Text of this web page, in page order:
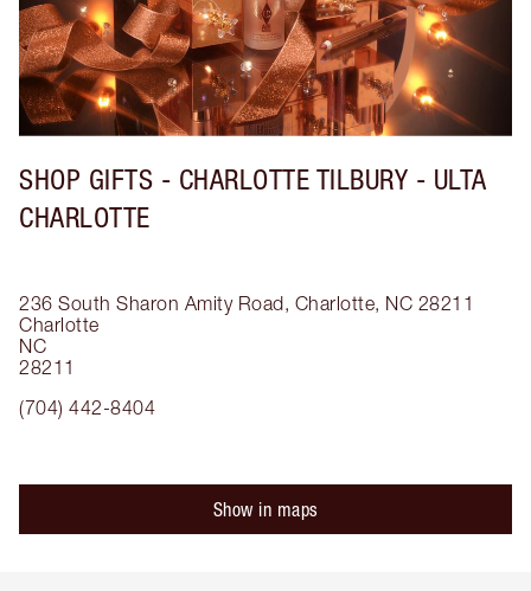
SHOP GIFTS - CHARLOTTE TILBURY - ULTA
CHARLOTTE
236 South Sharon Amity Road, Charlotte, NC 28211
Charlotte
NC
28211
(704) 442-8404
Show in maps